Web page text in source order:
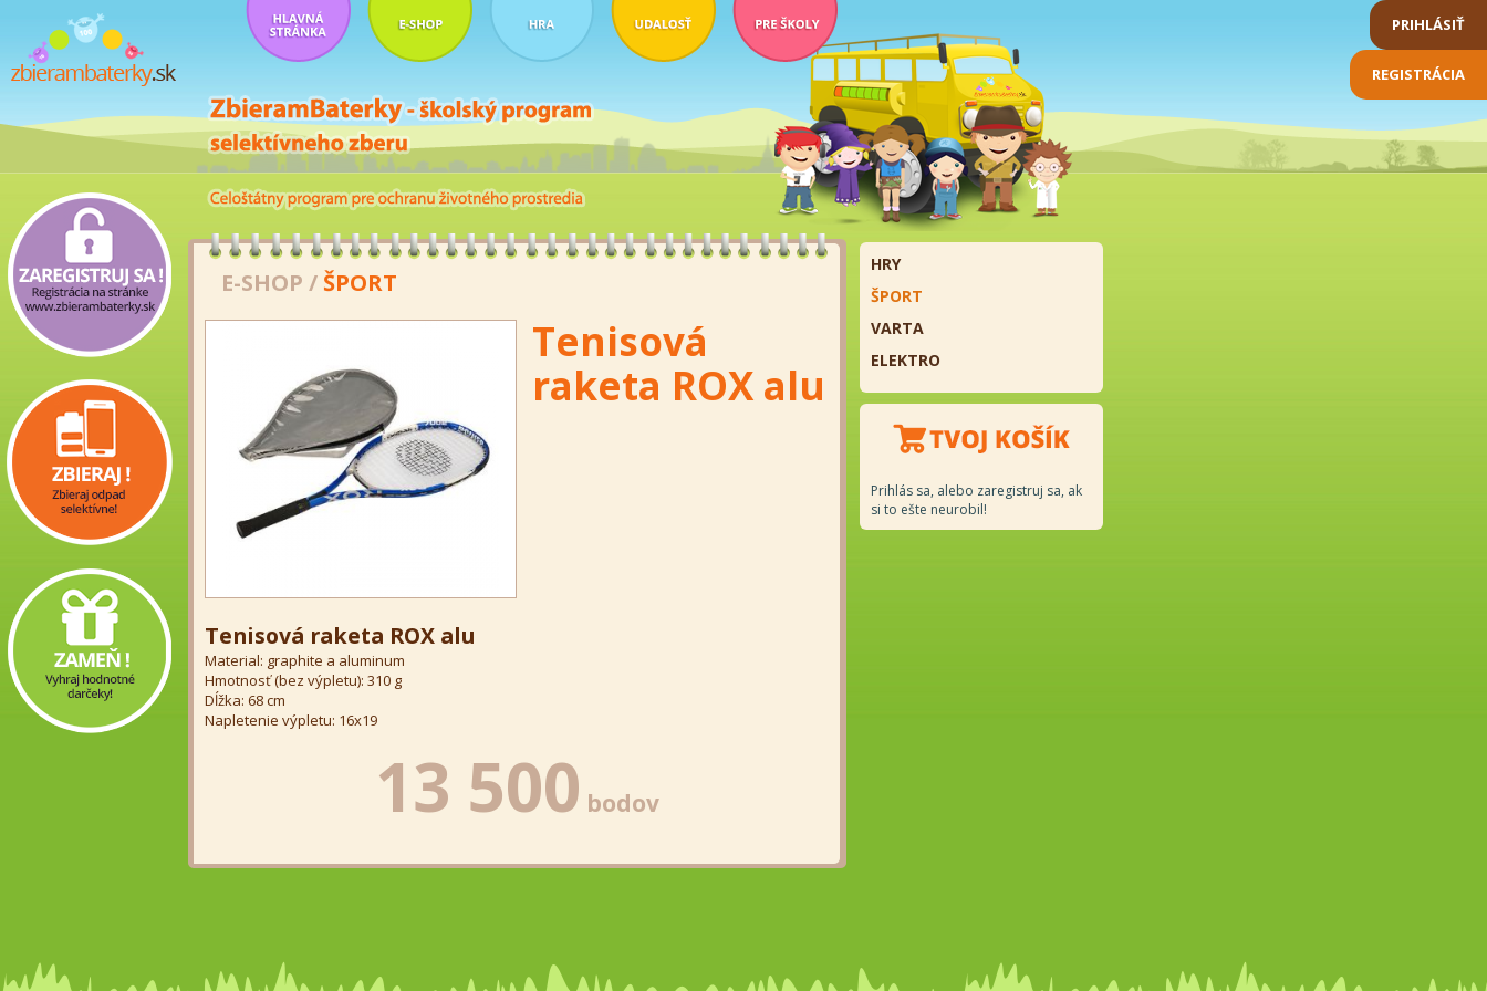
PRIHLÁSIŤ
REGISTRÁCIA
E-SHOP / ŠPORT
Tenisová
raketa ROX alu
Tenisová raketa ROX alu
Material: graphite a aluminum
Hmotnosť (bez výpletu): 310 g
Dĺžka: 68 cm
Napletenie výpletu: 16x19
13 500 bodov
HRY
ŠPORT
VARTA
ELEKTRO
Prihlás sa, alebo zaregistruj sa, ak
si to ešte neurobil!